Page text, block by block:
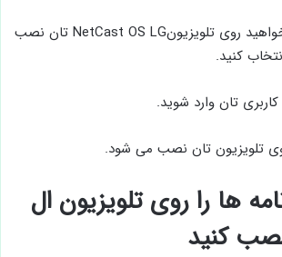
5- برنامه‌ای که می‌ خواهید روی تلویزیونNetCast OS LG تان نصب
کنید.
: برنامه ها را روی تلویزیون ال